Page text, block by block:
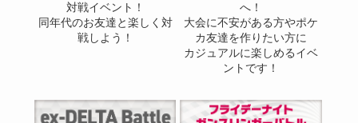
対戦イベント！
同年代のお友達と楽しく対
戦しよう！
へ！
大会に不安がある方やポケ
カ友達を作りたい方に
カジュアルに楽しめるイベ
ントです！